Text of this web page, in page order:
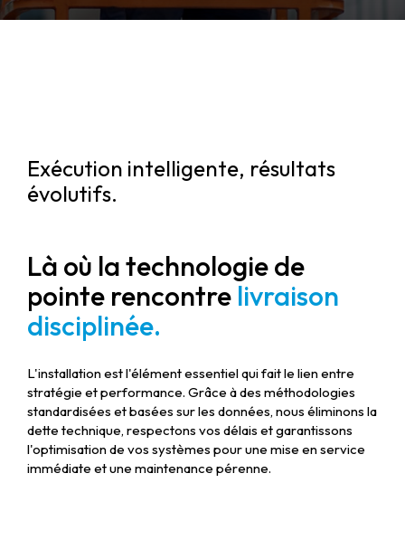
Exécution intelligente, résultats
évolutifs.
Là où la technologie de
pointe rencontre livraison
disciplinée.
L'installation est l'élément essentiel qui fait le lien entre
stratégie et performance. Grâce à des méthodologies
standardisées et basées sur les données, nous éliminons la
dette technique, respectons vos délais et garantissons
l'optimisation de vos systèmes pour une mise en service
immédiate et une maintenance pérenne.